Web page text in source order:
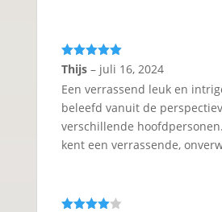
Gewaardeerd
uit 5
Thijs – juli 16, 2024
Een verrassend leuk en
beleefd vanuit de
verschillende
kent een verrassende,